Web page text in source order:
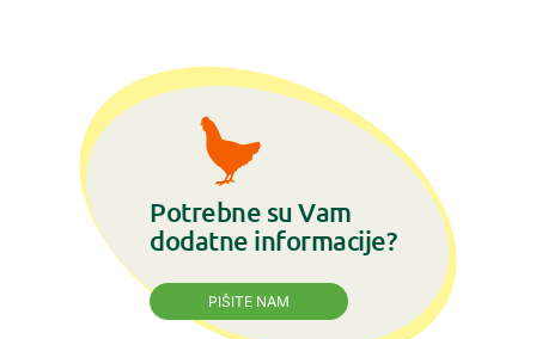
Potrebne su Vam
dodatne informacije?
PIŠITE NAM